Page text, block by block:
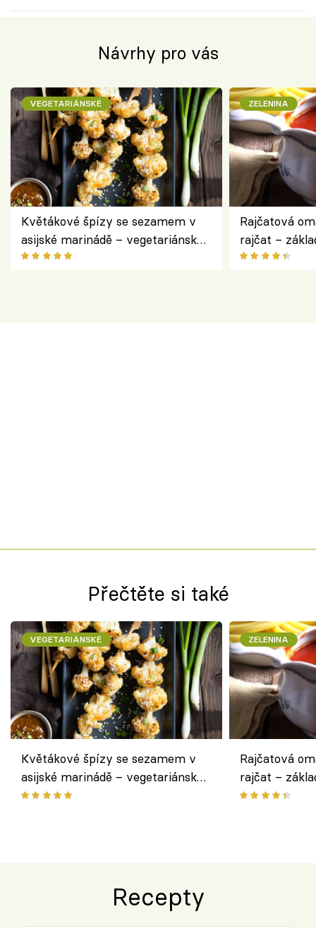
Návrhy pro vás
VEGETARIÁNSKÉ
Květákové špízy se sezamem v
asijské marinádě – vegetariánská
chuťovka z grilu
ZELENINA
Rajčatová
rajčat –
Přečtěte si také
VEGETARIÁNSKÉ
Květákové špízy se sezamem v
asijské marinádě – vegetariánská
chuťovka z grilu
ZELENINA
Rajčatová
rajčat –
Recepty